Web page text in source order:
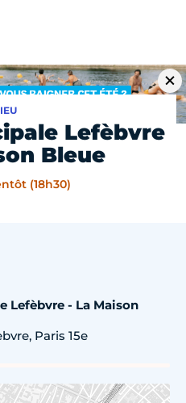
Lefèbvre
Bleue
(18h30)
Lefèbvre - La Maison
Paris 15e